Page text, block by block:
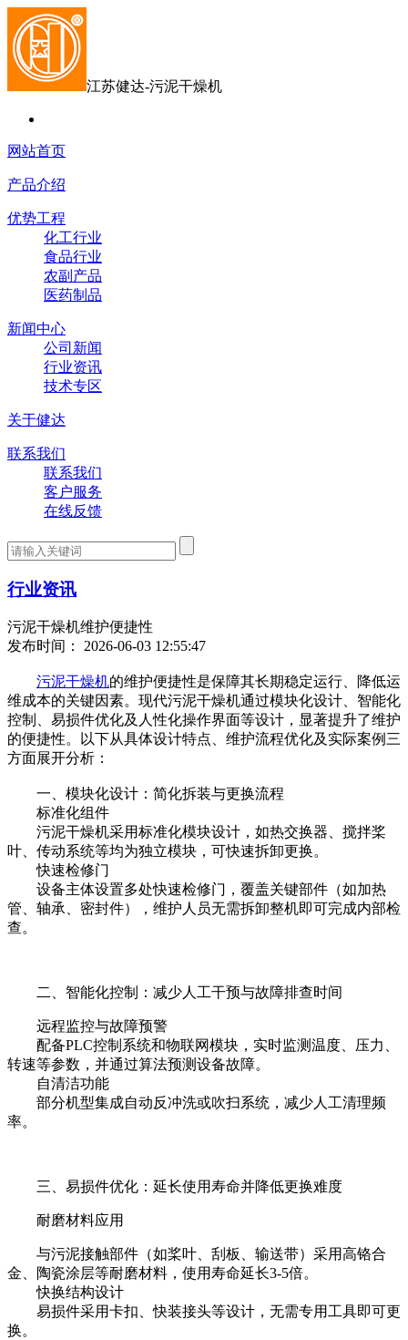
江苏健达-污泥干燥机
网站首页
产品介绍
优势工程
化工行业
食品行业
农副产品
医药制品
新闻中心
公司新闻
行业资讯
技术专区
关于健达
联系我们
联系我们
客户服务
在线反馈
行业资讯
污泥干燥机维护便捷性
发布时间： 2026-06-03 12:55:47
污泥干燥机的维护便捷性是保障其长期稳定运行、降低运
维成本的关键因素。现代污泥干燥机通过模块化设计、智能化
控制、易损件优化及人性化操作界面等设计，显著提升了维护
的便捷性。以下从具体设计特点、维护流程优化及实际案例三
方面展开分析：
一、模块化设计：简化拆装与更换流程
标准化组件
污泥干燥机采用标准化模块设计，如热交换器、搅拌桨
叶、传动系统等均为独立模块，可快速拆卸更换。
快速检修门
设备主体设置多处快速检修门，覆盖关键部件（如加热
管、轴承、密封件），维护人员无需拆卸整机即可完成内部检
查。
二、智能化控制：减少人工干预与故障排查时间
远程监控与故障预警
配备PLC控制系统和物联网模块，实时监测温度、压力、
转速等参数，并通过算法预测设备故障。
自清洁功能
部分机型集成自动反冲洗或吹扫系统，减少人工清理频
率。
三、易损件优化：延长使用寿命并降低更换难度
耐磨材料应用
与污泥接触部件（如桨叶、刮板、输送带）采用高铬合
金、陶瓷涂层等耐磨材料，使用寿命延长3-5倍。
快换结构设计
易损件采用卡扣、快装接头等设计，无需专用工具即可更
换。